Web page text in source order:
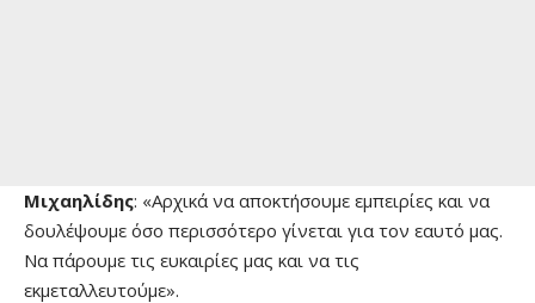
Μιχαηλίδης: «Αρχικά να αποκτήσουμε εμπειρίες και να
δουλέψουμε όσο περισσότερο γίνεται για τον εαυτό μας.
Να πάρουμε τις ευκαιρίες μας και να τις
εκμεταλλευτούμε».